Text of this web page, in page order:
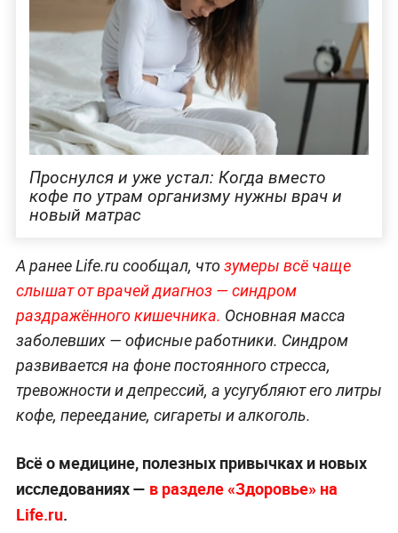
Проснулся и уже устал: Когда вместо
кофе по утрам организму нужны врач и
новый матрас
А ранее Life.ru сообщал, чтозумеры всё чаще
слышат от врачей диагноз — синдром
раздражённого кишечника. Основная масса
заболевших — офисные работники. Синдром
развивается на фоне постоянного стресса,
тревожности и депрессий, а усугубляют его литры
кофе, переедание, сигареты и алкоголь.
Всё о медицине, полезных привычках и новых
исследованиях — в разделе «Здоровье» на
Life.ru.